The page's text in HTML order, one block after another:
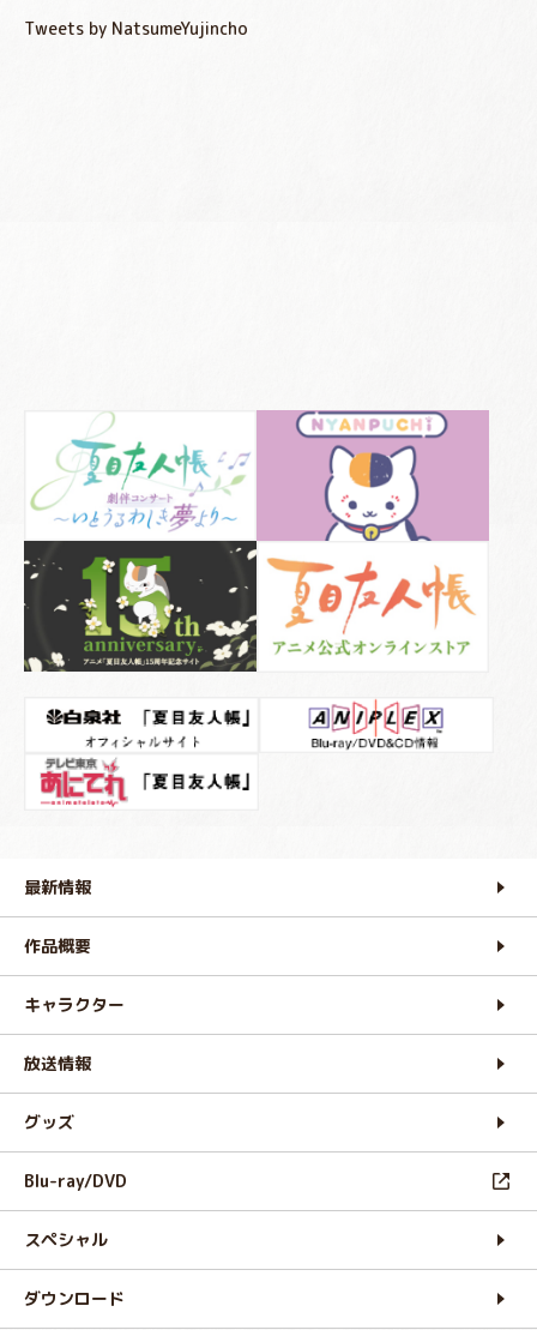
Tweets by NatsumeYujincho
最新情報
作品概要
キャラクター
放送情報
グッズ
Blu-ray/DVD
スペシャル
ダウンロード